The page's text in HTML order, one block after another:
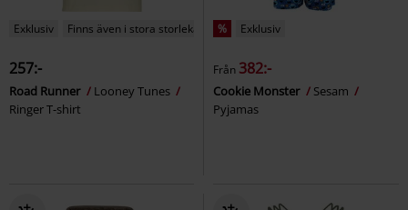
Exklusiv Finns även i stora storlekar
257:-
Road Runner
Looney Tunes
Ringer T-shirt
% Exklusiv
Från 382:-
Cookie Monster
Sesam
Pyjamas